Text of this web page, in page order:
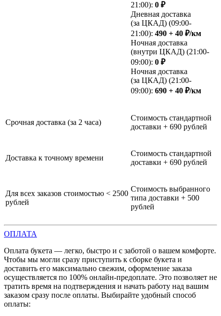
21:00): 0 ₽
Дневная доставка
(за ЦКАД) (09:00-
21:00): 490 + 40 ₽/км
Ночная доставка
(внутри ЦКАД) (21:00-
09:00): 0 ₽
Ночная доставка
(за ЦКАД) (21:00-
09:00): 690 + 40 ₽/км
Срочная доставка (за 2 часа)
Стоимость стандартной
доставки + 690 рублей
Доставка к точному времени
Стоимость стандартной
доставки + 690 рублей
Для всех заказов стоимостью < 2500
рублей
Стоимость выбранного
типа доставки + 500
рублей
ОПЛАТА
Оплата букета — легко, быстро и с заботой о вашем комфорте.
Чтобы мы могли сразу приступить к сборке букета и
доставить его максимально свежим, оформление заказа
осуществляется по 100% онлайн-предоплате. Это позволяет не
тратить время на подтверждения и начать работу над вашим
заказом сразу после оплаты. Выбирайте удобный способ
оплаты: